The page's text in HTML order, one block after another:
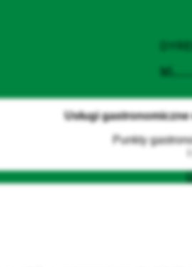
tel.
Usługi
Punkty